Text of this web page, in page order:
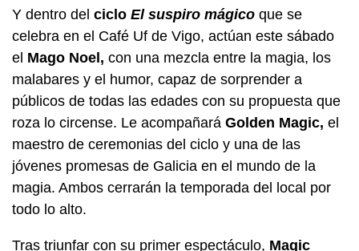
Y dentro del ciclo El suspiro mágico que se
celebra en el Café Uf de Vigo, actúan este sábado
el Mago Noel, con una mezcla entre la magia, los
malabares y el humor, capaz de sorprender a
públicos de todas las edades con su propuesta que
roza lo circense. Le acompañará Golden Magic, el
maestro de ceremonias del ciclo y una de las
jóvenes promesas de Galicia en el mundo de la
magia. Ambos cerrarán la temporada del local por
todo lo alto.
Tras triunfar con su primer espectáculo, Magic